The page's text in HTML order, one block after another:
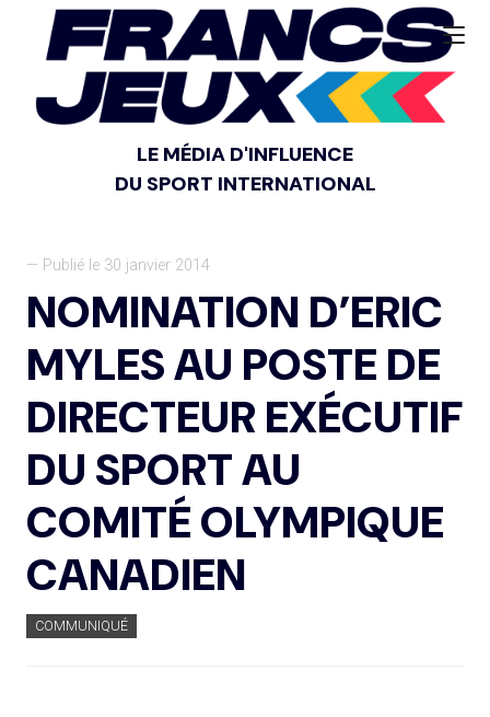
LE MÉDIA D'INFLUENCE
DU SPORT INTERNATIONAL
— Publié le 30 janvier 2014
NOMINATION D’ERIC
MYLES AU POSTE DE
DIRECTEUR EXÉCUTIF
DU SPORT AU
COMITÉ OLYMPIQUE
CANADIEN
COMMUNIQUÉ